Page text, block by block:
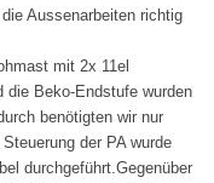
Aussenarbeiten richtig
mit 2x 11el
die Beko-Endstufe wurden
benötigten wir nur
der PA wurde
durchgeführt.Gegenüber